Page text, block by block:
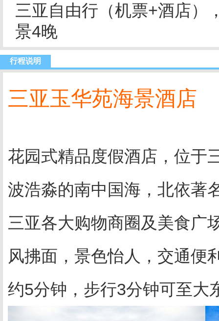
三亚自由行（机票+酒店）
景4晚
行程说明
三亚玉华苑海景酒店
花园式精品度假酒店，位于
波浩淼的南中国海，北依著
三亚各大购物商圈及美食广
风拂面，景色怡人，交通便
约5分钟，步行3分钟可至大